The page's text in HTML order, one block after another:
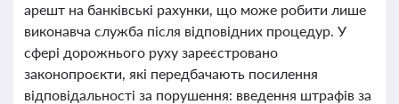
арешт на банківські рахунки, що може робити лише
виконавча служба після відповідних процедур. У
сфері дорожнього руху зареєстровано
законопроєкти, які передбачають посилення
відповідальності за порушення: введення штрафів за